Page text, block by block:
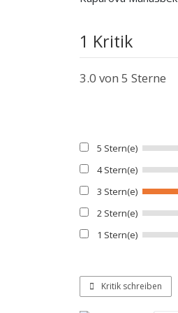
1 Kritik
3.0 von 5 Sterne
5 Stern(e)
4 Stern(e)
3 Stern(e)
2 Stern(e)
1 Stern(e)
Kritik schreiben